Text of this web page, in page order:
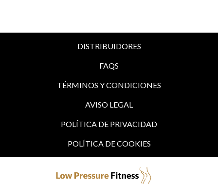
DISTRIBUIDORES
FAQS
TÉRMINOS Y CONDICIONES
AVISO LEGAL
POLÍTICA DE PRIVACIDAD
POLÍTICA DE COOKIES